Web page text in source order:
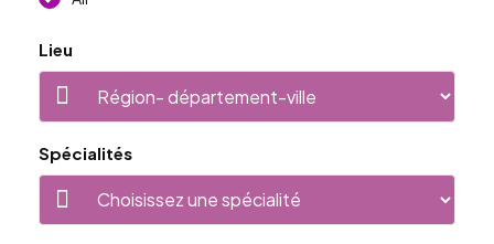
Lieu
Spécialités